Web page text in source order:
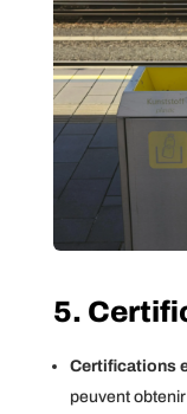
5.
Certifications
peuvent